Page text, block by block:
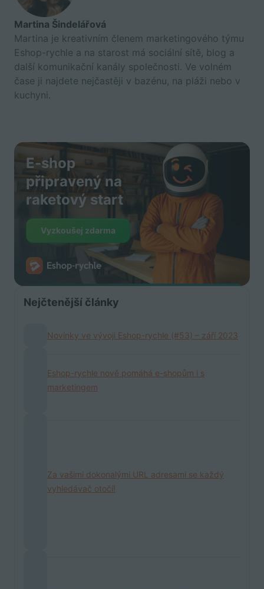
Martina Šindelářová
Martina je kreativním členem marketingového týmu
Eshop-rychle a na starost má sociální sítě, blog a
další komunikační kanály společnosti. Ve volném
čase ji najdete nejčastěji v bazénu, na pláži nebo v
kuchyni.
E-shop
připravený na
raketový start
Vyzkoušej zdarma
Nejčtenější články
Novinky ve vývoji Eshop-rychle (#53) – září 2023
Eshop-rychle nově pomáhá e-shopům i s
marketingem
Za vašimi dokonalými URL adresami se každý
vyhledávač otočí!